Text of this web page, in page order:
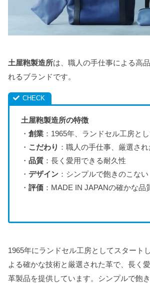
土屋鞄製造所は、職人の手仕事による高
れるブランドです。
土屋鞄製造所の特徴
・ 創業：1965年、ランドセル工房と
・ こだわり ：職人の手仕事、厳選さ
・ 品質：長く愛用できる耐久性
・ デザイン：シンプルで飽きのこない
・ 評価：MADE IN JAPANの確かな品
1965年にランドセル工房としてスタート
よる確かな技術と厳選された革で、長く
革製品を提供しています。シンプルで飽